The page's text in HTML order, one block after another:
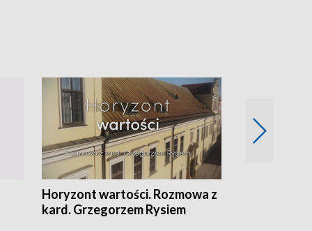
Horyzont wartości. Rozmowa z
kard. Grzegorzem Rysiem